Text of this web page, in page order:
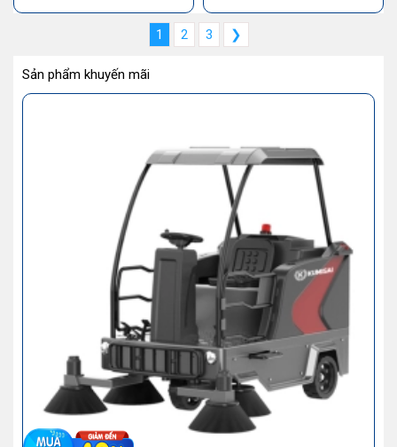
1 2 3 ❯
Sản phẩm khuyến mãi